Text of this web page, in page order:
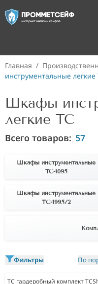
Главная /
инструментальные легкие
Шкафы
легкие TC
Всего товаров: 57
Шкафы инструментальные
TC-1095
Шкафы инструментальные
ТС-1995/2
Фильтры По
TC гардеробный комплект